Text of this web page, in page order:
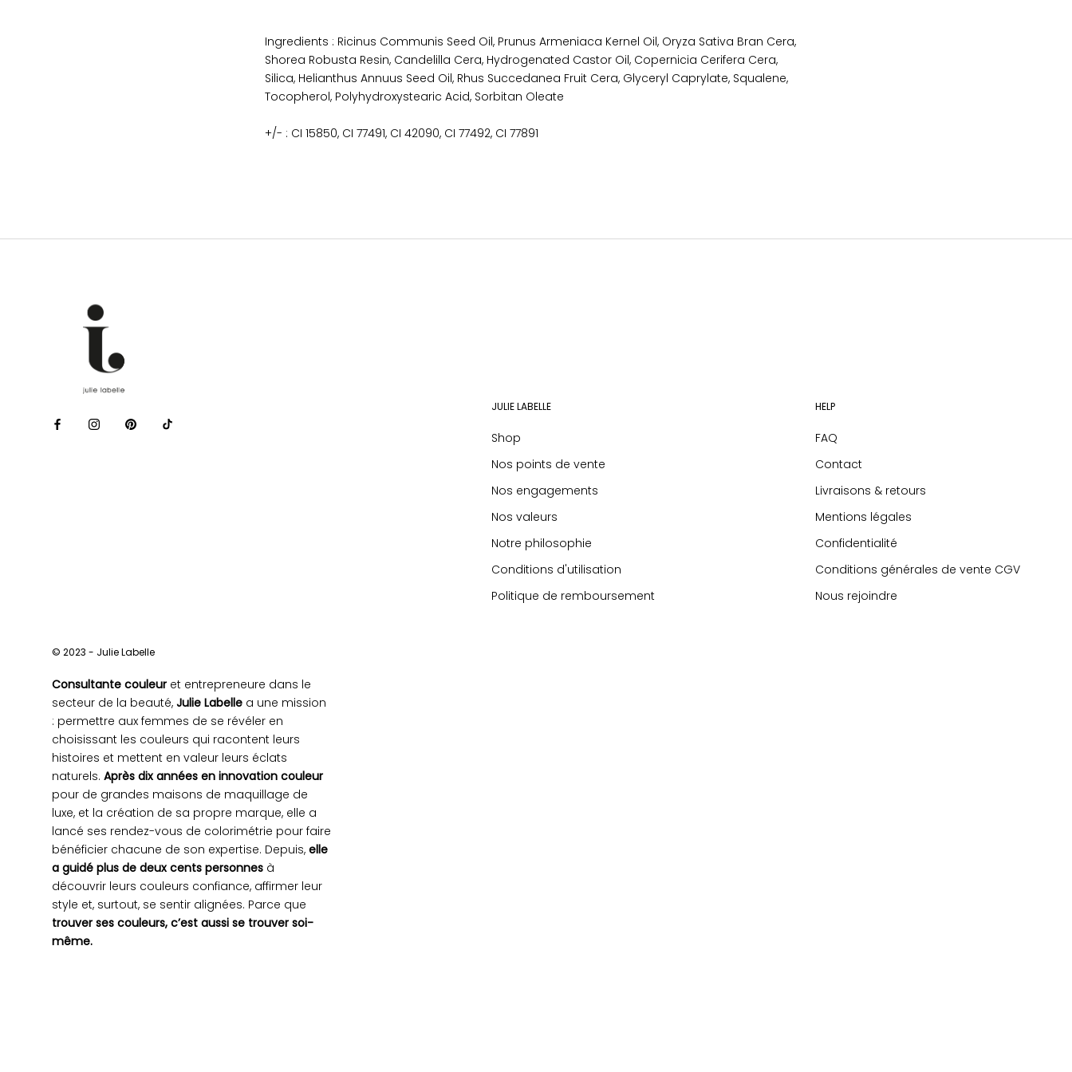
Ingredients : Ricinus Communis Seed Oil, Prunus Armeniaca Kernel Oil, Oryza Sativa Bran Cera,
Shorea Robusta Resin, Candelilla Cera, Hydrogenated Castor Oil, Copernicia Cerifera Cera,
Silica, Helianthus Annuus Seed Oil, Rhus Succedanea Fruit Cera, Glyceryl Caprylate, Squalene,
Tocopherol, Polyhydroxystearic Acid, Sorbitan Oleate
+/- : CI 15850, CI 77491, CI 42090, CI 77492, CI 77891
JULIE LABELLE
Shop
Nos points de vente
Nos engagements
Nos valeurs
Notre philosophie
Conditions d'utilisation
Politique de remboursement
HELP
FAQ
Contact
Livraisons & retours
Mentions légales
Confidentialité
Conditions générales de vente CGV
Nous rejoindre
© 2023 - Julie Labelle
Consultante couleur et entrepreneure dans le
secteur de la beauté, Julie Labelle a une mission
: permettre aux femmes de se révéler en
choisissant les couleurs qui racontent leurs
histoires et mettent en valeur leurs éclats
naturels. Après dix années en innovation couleur
pour de grandes maisons de maquillage de
luxe, et la création de sa propre marque, elle a
lancé ses rendez-vous de colorimétrie pour faire
bénéficier chacune de son expertise. Depuis, elle
a guidé plus de deux cents personnes à
découvrir leurs couleurs confiance, affirmer leur
style et, surtout, se sentir alignées. Parce que
trouver ses couleurs, c’est aussi se trouver soi-
même.